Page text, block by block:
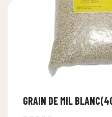
GRAIN DE MIL